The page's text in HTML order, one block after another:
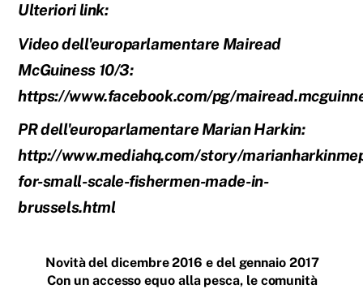
Ulteriori link:
Video dell'europarlamentare Mairead
McGuiness 10/3:
https://www.facebook.com/pg/
PR dell'europarlamentare Marian Harkin:
http://www.mediahq.com/story/
for-small-scale-fishermen-made-in-
brussels.html
Novità del dicembre 2016 e del gennaio 2017
Con un accesso equo alla pesca, le comunità